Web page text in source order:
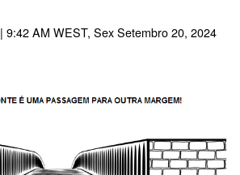
| 9:42 AM WEST, Sex Setembro 20, 2024